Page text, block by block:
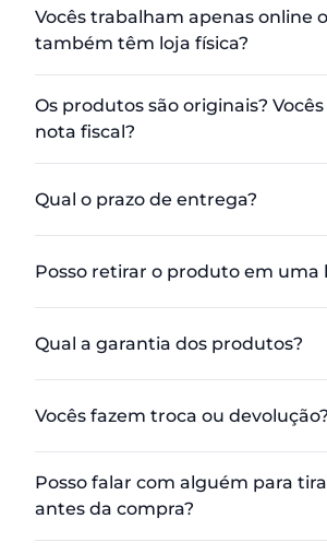
Vocês trabalham apenas online
também têm loja física?
Os produtos são originais?
nota fiscal?
Qual o prazo de entrega?
Posso retirar o produto em uma
Qual a garantia dos produtos?
Vocês fazem troca ou devolução?
Posso falar com alguém para
antes da compra?